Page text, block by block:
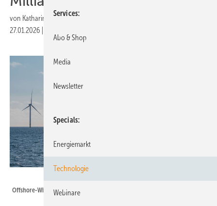
von Katharina Wolf
27.01.2026
Offshore-Windpark Borkum Riffgrund 3 in der Nordsee
Services
Abo & Shop
Media
Newsletter
Specials
Energiemarkt
Technologie
Webinare